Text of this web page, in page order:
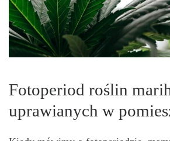
Fotoperiod roślin
uprawianych w